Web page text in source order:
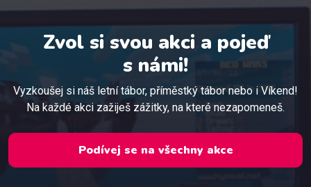
Zvol si svou akci a pojeď
s námi!
Vyzkoušej si náš letní tábor, příměstký tábor nebo i Víkend!
Na každé akci zažiješ zážitky, na které nezapomeneš.
Podívej se na všechny akce